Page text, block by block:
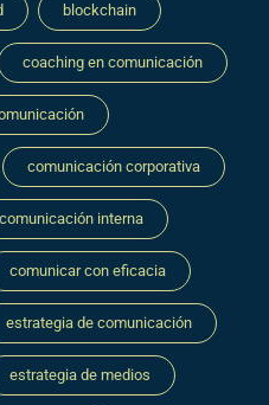
blockchain
coaching en comunicación
comunicación corporativa
comunicación interna
comunicar con eficacia
estrategia de comunicación
estrategia de medios